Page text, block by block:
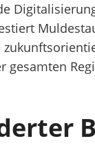
gesamten